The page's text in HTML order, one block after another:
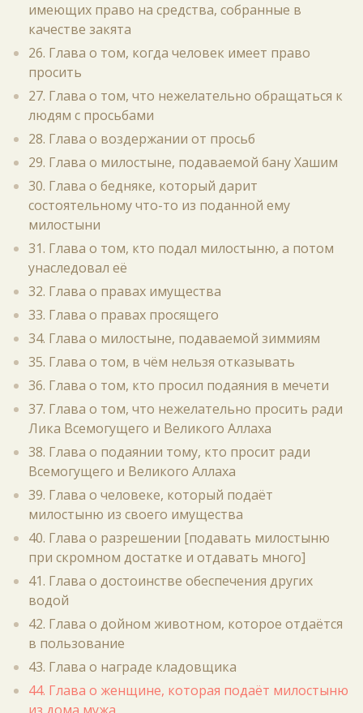
имеющих право на средства, собранные в
качестве закята
26. Глава о том, когда человек имеет право
просить
27. Глава о том, что нежелательно обращаться к
людям с просьбами
28. Глава о воздержании от просьб
29. Глава о милостыне, подаваемой бану Хашим
30. Глава о бедняке, который дарит
состоятельному что-то из поданной ему
милостыни
31. Глава о том, кто подал милостыню, а потом
унаследовал её
32. Глава о правах имущества
33. Глава о правах просящего
34. Глава о милостыне, подаваемой зиммиям
35. Глава о том, в чём нельзя отказывать
36. Глава о том, кто просил подаяния в мечети
37. Глава о том, что нежелательно просить ради
Лика Всемогущего и Великого Аллаха
38. Глава о подаянии тому, кто просит ради
Всемогущего и Великого Аллаха
39. Глава о человеке, который подаёт
милостыню из своего имущества
40. Глава о разрешении [подавать милостыню
при скромном достатке и отдавать много]
41. Глава о достоинстве обеспечения других
водой
42. Глава о дойном животном, которое отдаётся
в пользование
43. Глава о награде кладовщика
44. Глава о женщине, которая подаёт милостыню